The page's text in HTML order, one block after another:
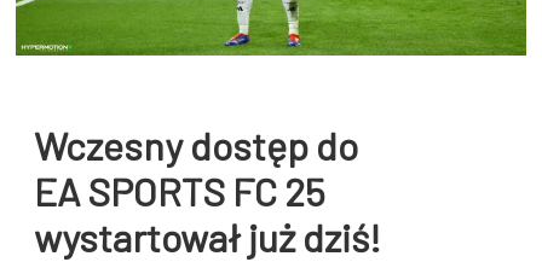
Wczesny dostęp do
EA SPORTS FC 25
wystartował już dziś!